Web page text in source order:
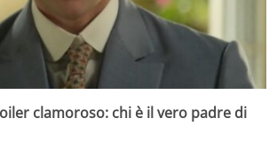
clamoroso: chi è il vero padre di